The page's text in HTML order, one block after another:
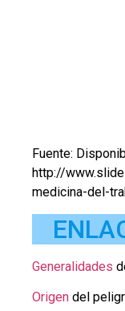
Fuente:
http://
medicina-del-
Generalidades
Origen del